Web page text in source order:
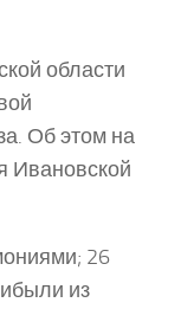
области
Об этом на
Ивановской
26
из